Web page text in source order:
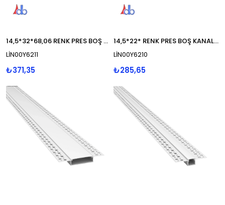
14,5*32*68,06 RENK PRES BOŞ KANAL TRİMLESS
LİN00Y6211
₺371,35
14,5*22* RENK PRES BOŞ KANAL TRİMLESS
LİN00Y6210
₺285,65